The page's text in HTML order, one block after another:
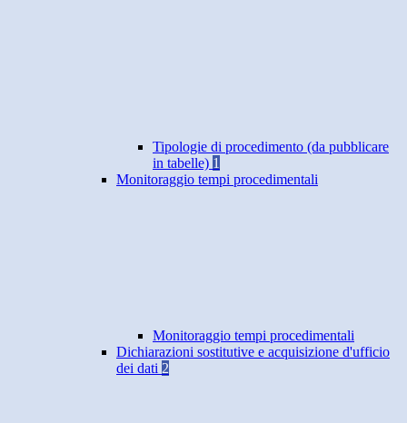
Tipologie di procedimento (da pubblicare
in tabelle) 1
Monitoraggio tempi procedimentali
Monitoraggio tempi procedimentali
Dichiarazioni sostitutive e acquisizione d'ufficio
dei dati 2